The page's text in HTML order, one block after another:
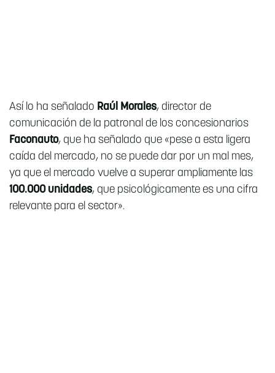
Así lo ha señalado Raúl Morales, director de
comunicación de la patronal de los concesionarios
Faconauto, que ha señalado que «pese a esta ligera
caída del mercado, no se puede dar por un mal mes,
ya que el mercado vuelve a superar ampliamente las
100.000 unidades, que psicológicamente es una cifra
relevante para el sector».